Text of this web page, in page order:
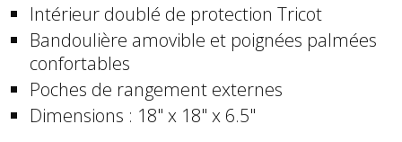
Intérieur doublé de protection Tricot
Bandoulière amovible et poignées palmées
confortables
Poches de rangement externes
Dimensions : 18" x 18" x 6.5"